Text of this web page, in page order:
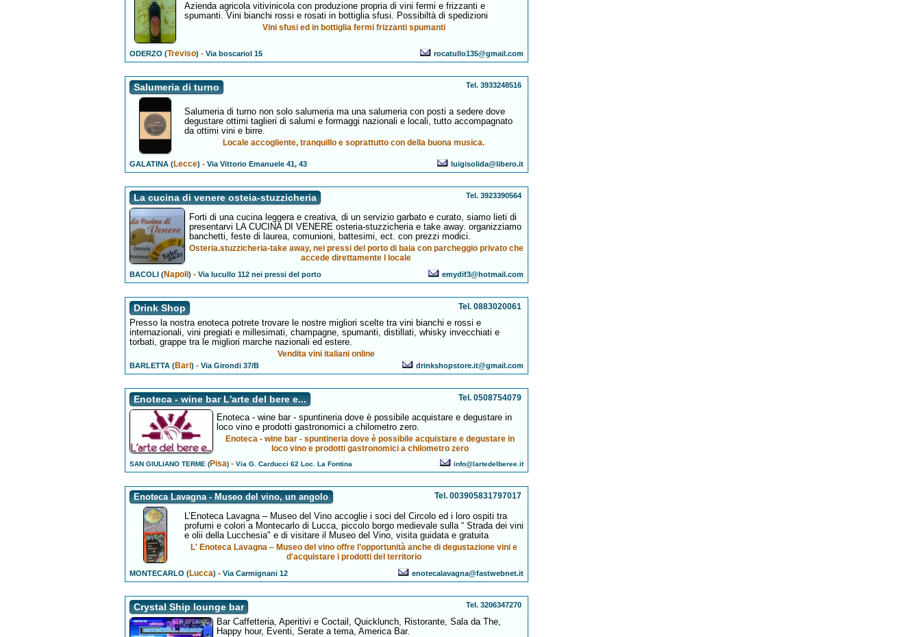
Azienda agricola vitivinicola con produzione propria di vini fermi e frizzanti e
spumanti. Vini bianchi rossi e rosati in bottiglia sfusi. Possibiltà di spedizioni
Vini sfusi ed in bottiglia fermi frizzanti spumanti
ODERZO (Treviso) -Via boscariol 15 rocatullo135@gmail.com
Salumeria di turno Tel. 3933248516
Salumeria di turno non solo salumeria ma una salumeria con posti a sedere dove
degustare ottimi taglieri di salumi e formaggi nazionali e locali, tutto accompagnato
da ottimi vini e birre.
Locale accogliente, tranquillo e soprattutto con della buona musica.
GALATINA (Lecce) -Via Vittorio Emanuele 41, 43 luigisolida@libero.it
La cucina di venere osteia-stuzzicheria Tel. 3923390564
Forti di una cucina leggera e creativa, di un servizio garbato e curato, siamo lieti di
presentarvi LA CUCINA DI VENERE osteria-stuzzicheria e take away. organizziamo
banchetti, feste di laurea, comunioni, battesimi, ect. con prezzi modici.
Osteria.stuzzicheria-take away, nei pressi del porto di baia con parcheggio privato che
accede direttamente l locale
BACOLI (Napoli) -Via lucullo 112 nei pressi del porto emydif3@hotmail.com
Drink Shop Tel. 0883020061
Presso la nostra enoteca potrete trovare le nostre migliori scelte tra vini bianchi e rossi e
internazionali, vini pregiati e millesimati, champagne, spumanti, distillati, whisky invecchiati e
torbati, grappe tra le migliori marche nazionali ed estere.
Vendita vini italiani online
BARLETTA (Bari) -Via Girondi 37/B drinkshopstore.it@gmail.com
Enoteca - wine bar L'arte del bere e... Tel. 0508754079
Enoteca - wine bar - spuntineria dove è possibile acquistare e degustare in
loco vino e prodotti gastronomici a chilometro zero.
Enoteca - wine bar - spuntineria dove è possibile acquistare e degustare in
loco vino e prodotti gastronomici a chilometro zero
SAN GIULIANO TERME (Pisa) -Via G. Carducci 62 Loc. La Fontina info@lartedelberee.it
Enoteca Lavagna - Museo del vino, un angolo Tel. 003905831797017
L’Enoteca Lavagna – Museo del Vino accoglie i soci del Circolo ed i loro ospiti tra
profumi e colori a Montecarlo di Lucca, piccolo borgo medievale sulla “ Strada dei vini
e olii della Lucchesia" e di visitare il Museo del Vino, visita guidata e gratuita
L' Enoteca Lavagna – Museo del vino offre l’opportunità anche di degustazione vini e
d'acquistare i prodotti del territorio
MONTECARLO (Lucca) -Via Carmignani 12 enotecalavagna@fastwebnet.it
Crystal Ship lounge bar Tel. 3206347270
Bar Caffetteria, Aperitivi e Coctail, Quicklunch, Ristorante, Sala da The,
Happy hour, Eventi, Serate a tema, America Bar.